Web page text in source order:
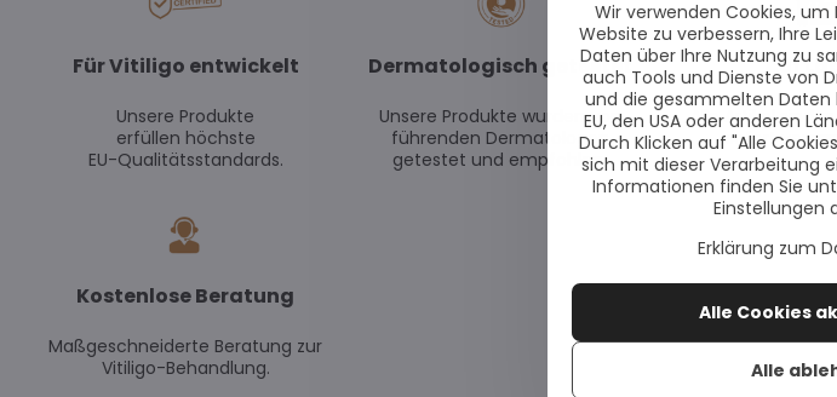
Für Vitiligo entwickelt
Unsere Produkte
erfüllen höchste
EU-Qualitätsstandards.
Dermatologisch getestet
Unsere Produkte wurden von
führenden Dermatologen
getestet und empfohlen.
Auf
Alle Artikel sind
sofort
Kostenlose Beratung
Maßgeschneiderte Beratung zur
Vitiligo-Behandlung.
Wir verwenden Cookies,
Website zu verbessern, Ihre
Daten über Ihre Nutzung zu
auch Tools und Dienste von
und die gesammelten Daten
EU, den USA oder anderen
Durch Klicken auf "Alle
sich mit dieser Verarbeitung
Informationen finden Sie
Einstellungen
Erklärung zum
Alle Cookies
Alle